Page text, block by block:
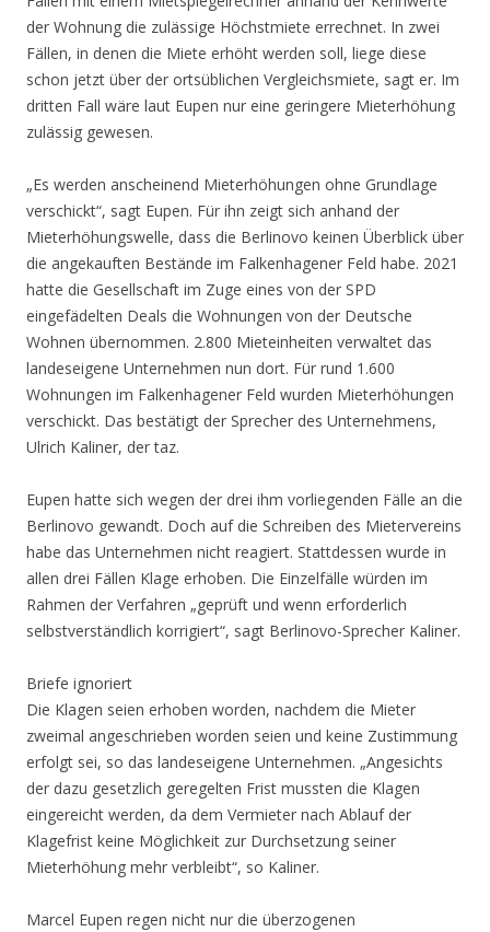
der Wohnung die zulässige Höchstmiete errechnet. In zwei
Fällen, in denen die Miete erhöht werden soll, liege diese
schon jetzt über der ortsüblichen Vergleichsmiete, sagt er. Im
dritten Fall wäre laut Eupen nur eine geringere Mieterhöhung
zulässig gewesen.
„Es werden anscheinend Mieterhöhungen ohne Grundlage
verschickt“, sagt Eupen. Für ihn zeigt sich anhand der
Mieterhöhungswelle, dass die Berlinovo keinen Überblick über
die angekauften Bestände im Falkenhagener Feld habe. 2021
hatte die Gesellschaft im Zuge eines von der SPD
eingefädelten Deals die Wohnungen von der Deutsche
Wohnen übernommen. 2.800 Mieteinheiten verwaltet das
landeseigene Unternehmen nun dort. Für rund 1.600
Wohnungen im Falkenhagener Feld wurden Mieterhöhungen
verschickt. Das bestätigt der Sprecher des Unternehmens,
Ulrich Kaliner, der taz.
Eupen hatte sich wegen der drei ihm vorliegenden Fälle an die
Berlinovo gewandt. Doch auf die Schreiben des Mietervereins
habe das Unternehmen nicht reagiert. Stattdessen wurde in
allen drei Fällen Klage erhoben. Die Einzelfälle würden im
Rahmen der Verfahren „geprüft und wenn erforderlich
selbstverständlich korrigiert“, sagt Berlinovo-Sprecher Kaliner.
Briefe ignoriert
Die Klagen seien erhoben worden, nachdem die Mieter
zweimal angeschrieben worden seien und keine Zustimmung
erfolgt sei, so das landeseigene Unternehmen. „Angesichts
der dazu gesetzlich geregelten Frist mussten die Klagen
eingereicht werden, da dem Vermieter nach Ablauf der
Klagefrist keine Möglichkeit zur Durchsetzung seiner
Mieterhöhung mehr verbleibt“, so Kaliner.
Marcel Eupen regen nicht nur die überzogenen